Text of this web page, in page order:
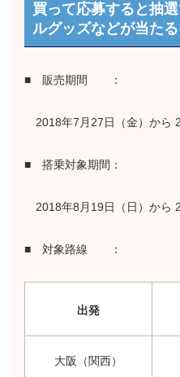
買って応募すると抽
ルグッズなどが当た
■ 販売期間 ：
2018年7月27日（金）から
■ 搭乗対象期間：
2018年8月19日（日）から
■ 対象路線 ：
出発
大阪（関西）